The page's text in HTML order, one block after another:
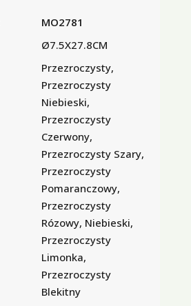
MO2781
Ø7.5X27.8CM
Przezroczysty,
Przezroczysty
Niebieski,
Przezroczysty
Czerwony,
Przezroczysty Szary,
Przezroczysty
Pomaranczowy,
Przezroczysty
Rózowy, Niebieski,
Przezroczysty
Limonka,
Przezroczysty
Blekitny